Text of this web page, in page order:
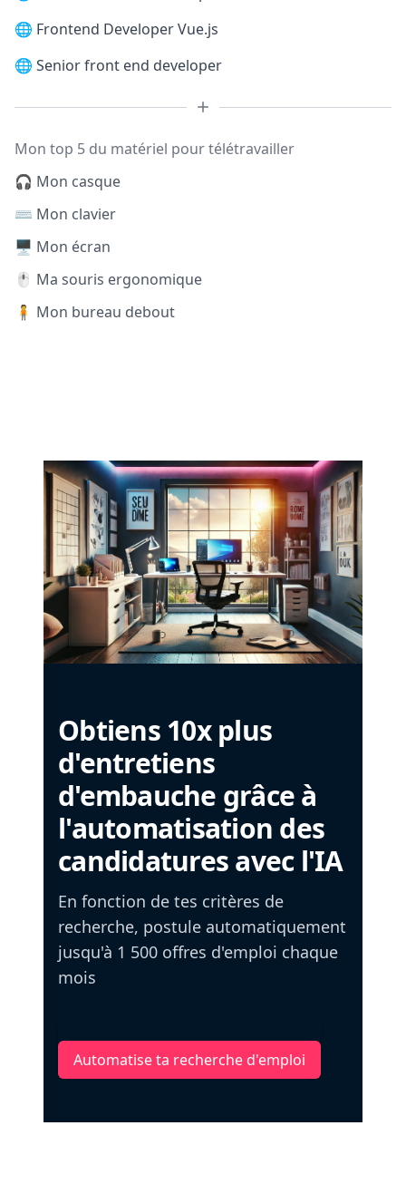
🌐 Frontend Developer Vue.js
🌐 Senior front end developer
Mon top 5 du matériel pour télétravailler
🎧 Mon casque
⌨️ Mon clavier
🖥️ Mon écran
🖱️ Ma souris ergonomique
🧍 Mon bureau debout
Obtiens 10x plus
d'entretiens
d'embauche grâce à
l'automatisation des
candidatures avec l'IA
En fonction de tes critères de
recherche, postule automatiquement
jusqu'à 1 500 offres d'emploi chaque
mois
Automatise ta recherche d'emploi